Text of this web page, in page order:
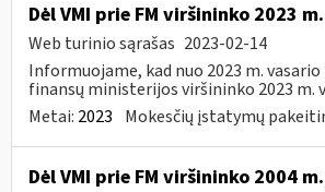
Dėl VMI prie FM viršininko 2023
Web turinio sąrašas 2023-02-14
Informuojame, kad nuo 2023 m.
finansų ministerijos viršininko 2023 m.
Metai: 2023 Mokesčių įstatymų
Dėl VMI prie FM viršininko 2004